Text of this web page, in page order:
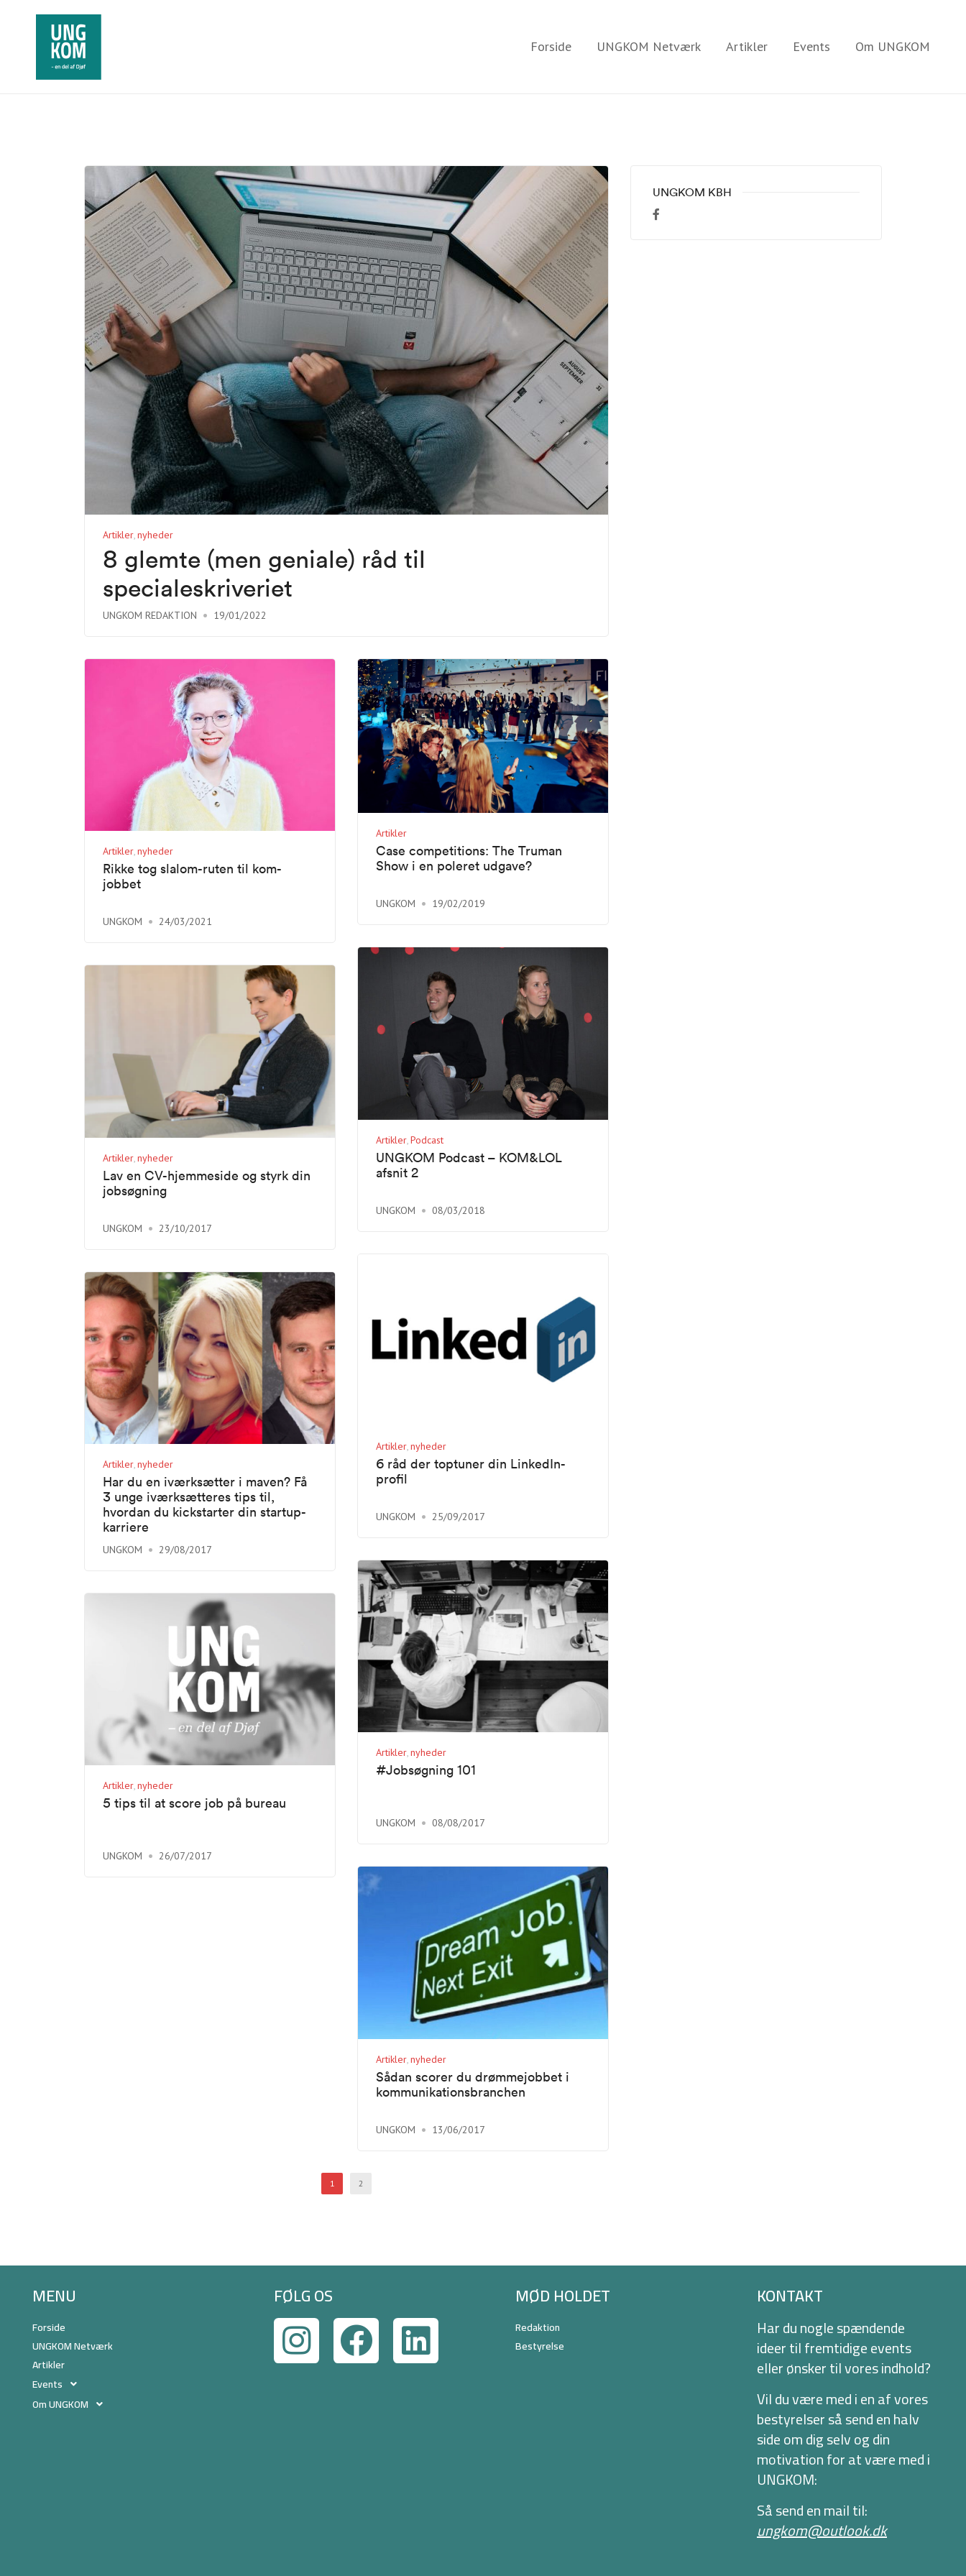
Forside UNGKOM Netværk Artikler Events Om UNGKOM
Artikler nyheder
8 glemte (men geniale) råd til
specialeskriveriet
UNGKOM REDAKTION 19/01/2022
Artikler nyheder
Rikke tog slalom-ruten til kom-
jobbet
UNGKOM 24/03/2021
Artikler
Case competitions: The Truman
Show i en poleret udgave?
UNGKOM 19/02/2019
Artikler Podcast
UNGKOM Podcast – KOM&LOL
afsnit 2
UNGKOM 08/03/2018
Artikler nyheder
Lav en CV-hjemmeside og styrk din
jobsøgning
UNGKOM 23/10/2017
Artikler nyheder
6 råd der toptuner din LinkedIn-
profil
UNGKOM 25/09/2017
Artikler nyheder
Har du en iværksætter i maven? Få
3 unge iværksætteres tips til,
hvordan du kickstarter din startup-
karriere
UNGKOM 29/08/2017
Artikler nyheder
#Jobsøgning 101
UNGKOM 08/08/2017
Artikler nyheder
5 tips til at score job på bureau
UNGKOM 26/07/2017
Artikler nyheder
Sådan scorer du drømmejobbet i
kommunikationsbranchen
UNGKOM 13/06/2017
1 2
UNGKOM KBH
MENU
Forside
UNGKOM Netværk
Artikler
Events
Om UNGKOM
FØLG OS MØD HOLDET
Redaktion
Bestyrelse
KONTAKT
Har du nogle spændende
ideer til fremtidige events
eller ønsker til vores indhold?
Vil du være med i en af vores
bestyrelser så send en halv
side om dig selv og din
motivation for at være med i
UNGKOM:
Så send en mail til:
ungkom@outlook.dk